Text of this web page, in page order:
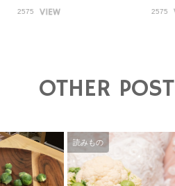
2575 2575
OTHER POST
読みもの